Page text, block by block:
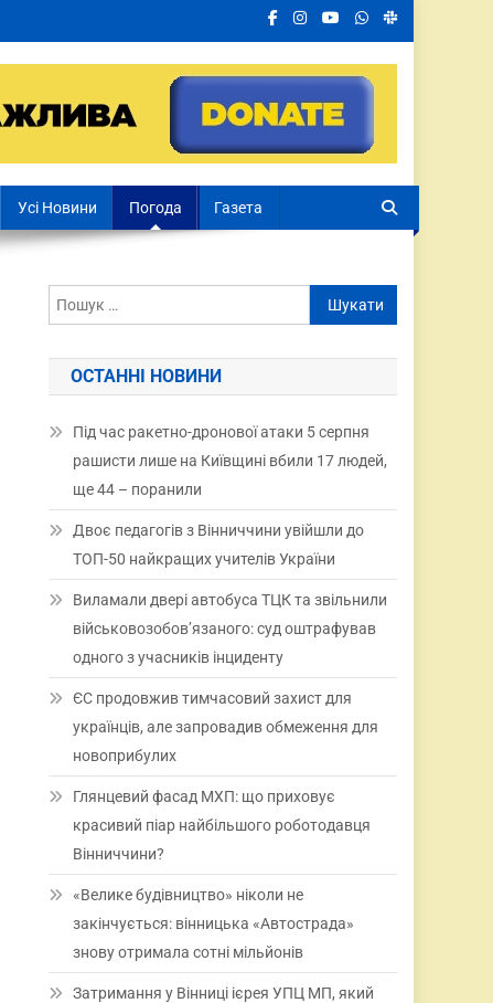
Усі Новини Погода Газета
ОСТАННІ НОВИНИ
Під час ракетно-дронової атаки 5 серпня
рашисти лише на Київщині вбили 17 людей,
ще 44 – поранили
Двоє педагогів з Вінниччини увійшли до
ТОП-50 найкращих учителів України
Виламали двері автобуса ТЦК та звільнили
військовозобов’язаного: суд оштрафував
одного з учасників інциденту
ЄС продовжив тимчасовий захист для
українців, але запровадив обмеження для
новоприбулих
Глянцевий фасад МХП: що приховує
красивий піар найбільшого роботодавця
Вінниччини?
«Велике будівництво» ніколи не
закінчується: вінницька «Автострада»
знову отримала сотні мільйонів
Затримання у Вінниці ієрея УПЦ МП, який